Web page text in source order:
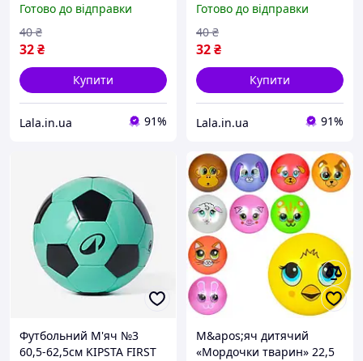
діаметр 18 см, Lala.in.ua
Готово до відправки
32₴
40 ₴
Купити
Lala.in.ua 91%
Lala.in.ua
Готово до відправки
32₴
40 ₴
Купити
Lala.in.ua 91%
Футбольний М'яч №3
60,5-62,5см KIPSTA FIRST
М&apos;яч дитячий
«Мордочки тварин» 22,5